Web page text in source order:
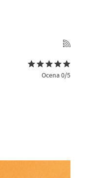
Ocena 0/5